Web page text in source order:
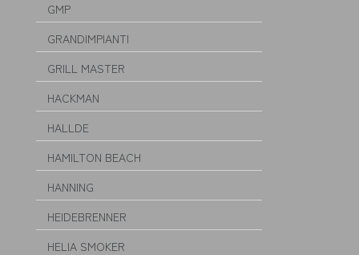
GMP
GRANDIMPIANTI
GRILL MASTER
HACKMAN
HALLDE
HAMILTON BEACH
HANNING
HEIDEBRENNER
HELIA SMOKER